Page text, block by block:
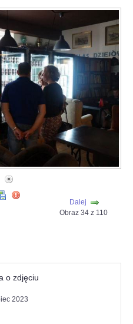
Dalej
Obraz 34 z 110
o zdjęciu
2023